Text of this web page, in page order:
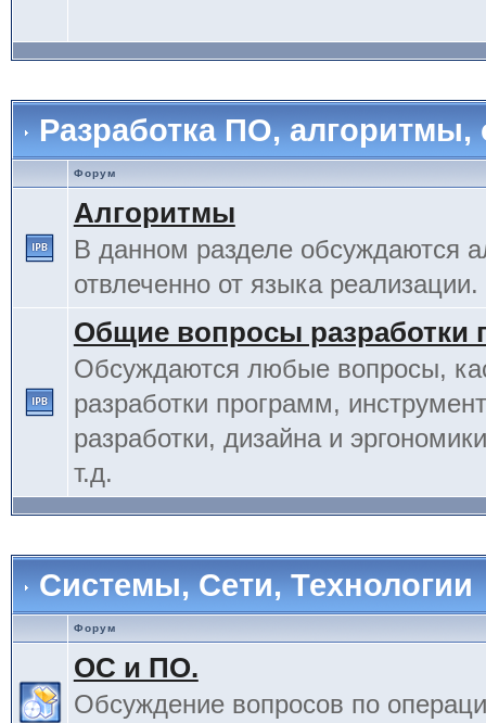
Разработка ПО,
Форум
Алгоритмы
В данном разделе обсуждаются
отвлеченно от языка реализации.
Общие вопросы разработки
Обсуждаются любые вопросы,
разработки программ,
разработки, дизайна и
т.д.
Системы, Сети, Технологии
Форум
ОС и ПО.
Обсуждение вопросов по